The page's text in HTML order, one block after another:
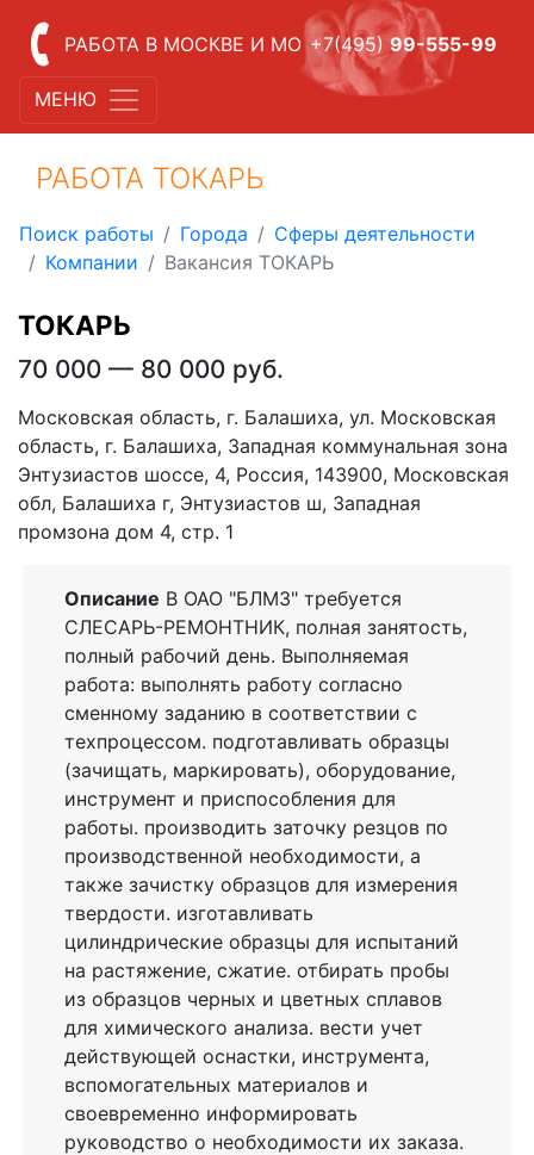
РАБОТА В МОСКВЕ И МО +7(495) 99-555-99
МЕНЮ
РАБОТА ТОКАРЬ
Поиск работы Города
Сферы деятельности
Компании
Вакансия ТОКАРЬ
ТОКАРЬ
70 000 — 80 000 руб.
Московская область, г. Балашиха, ул. Московская
область, г. Балашиха, Западная коммунальная зона
Энтузиастов шоссе, 4, Россия, 143900, Московская
обл, Балашиха г, Энтузиастов ш, Западная
промзона дом 4, стр. 1
Описание В ОАО "БЛМЗ" требуется
СЛЕСАРЬ-РЕМОНТНИК, полная занятость,
полный рабочий день. Выполняемая
работа: выполнять работу согласно
сменному заданию в соответствии с
техпроцессом. подготавливать образцы
(зачищать, маркировать), оборудование,
инструмент и приспособления для
работы. производить заточку резцов по
производственной необходимости, а
также зачистку образцов для измерения
твердости. изготавливать
цилиндрические образцы для испытаний
на растяжение, сжатие. отбирать пробы
из образцов черных и цветных сплавов
для химического анализа. вести учет
действующей оснастки, инструмента,
вспомогательных материалов и
своевременно информировать
руководство о необходимости их заказа.